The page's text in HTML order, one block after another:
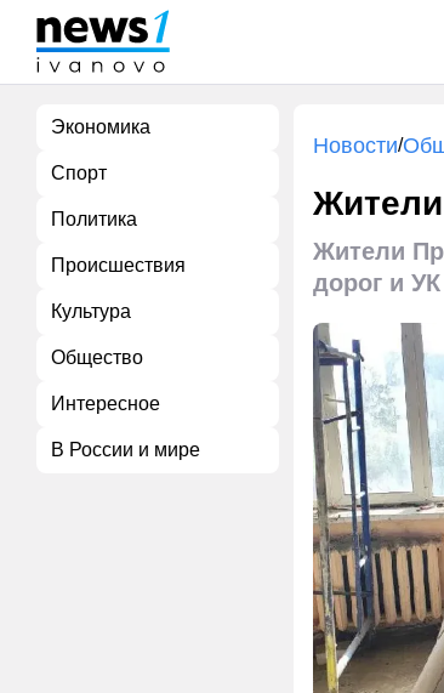
Экономика
Спорт
Политика
Происшествия
Культура
Общество
Интересное
В России и мире
Новости/
Жители
дорог и УК